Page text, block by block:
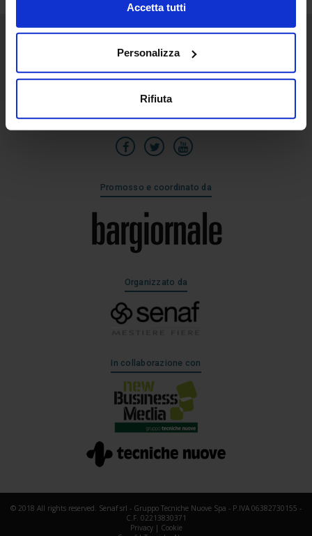
Accetta tutti
Personalizza
Rifiuta
Senaf srl
Via Eritrea 21/A
20157 | Milano | Italia
Promosso e coordinato da
Organizzato da
In collaborazione con
© 2018 All rights reserved. Senaf srl - Gruppo Tecniche Nuove Spa - P.IVA 06382730155 -
C.F. 02213830371
Privacy| Cookie